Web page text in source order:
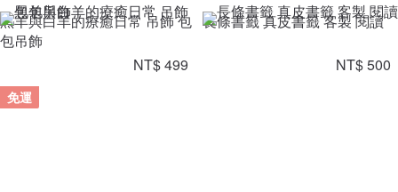
黑羊與白羊的療癒日常 吊飾 包
包吊飾
NT$ 499
長條書籤 真皮書籤 客製 閱讀
NT$ 500
免運